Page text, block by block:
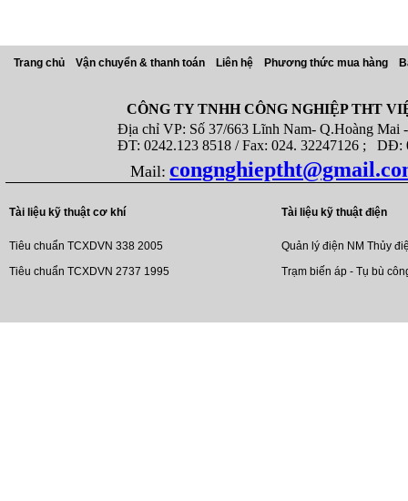
Trang chủ Vận chuyển & thanh toán Liên hệ Phương thức mua hàng
CÔNG TY TNHH CÔNG NGHIỆP THT
Địa chỉ VP: Số 37/663 Lĩnh Nam- Q.Hoàng Mai -
ĐT: 0242.123 8518 / Fax: 024. 32247126 ; DĐ:
Mail:
Tài liệu kỹ thuật cơ khí
Tiêu chuẩn TCXDVN 338 2005
Tiêu chuẩn TCXDVN 2737 1995
Tài liệu kỹ thuật điện
Quản lý điện NM Thủy
Trạm biến áp - Tụ bù